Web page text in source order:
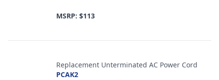
MSRP: $113
Replacement Unterminated AC Power Cord
PCAK2